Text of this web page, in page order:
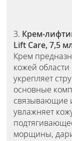
3. Крем-
Lift Care, 7,5
Крем
кожей области
укрепляет
основные
связывающие
увлажняет
морщины,